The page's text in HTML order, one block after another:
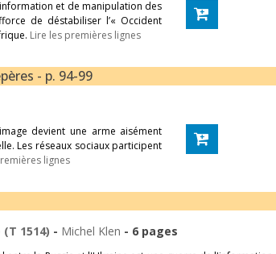
et de manipulation des
de déstabiliser l’« Occident
Lire les premières lignes
- p. 94-99
devient une arme aisément
Les réseaux sociaux participent
lignes
1514) - Michel Klen - 6 pages